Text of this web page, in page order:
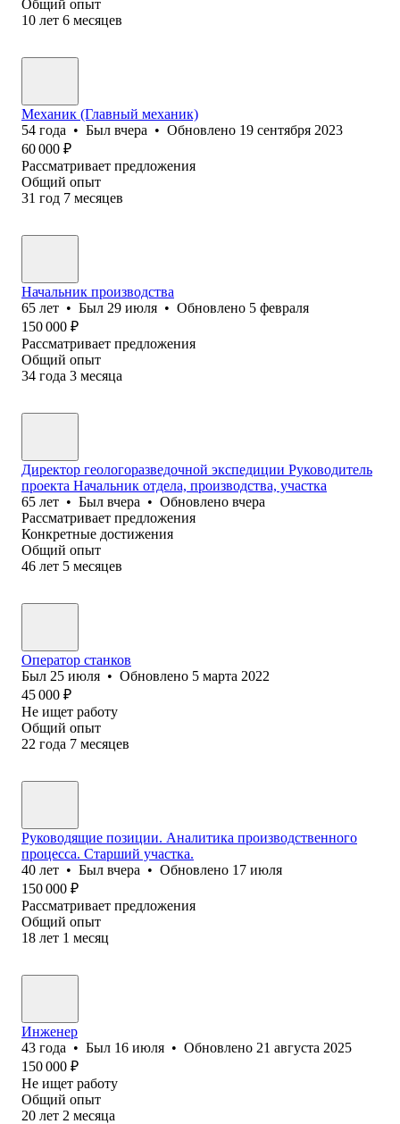
Общий опыт
10 лет 6 месяцев
Механик (Главный механик)
54 года • Был вчера • Обновлено 19 сентября 2023
60 000 ₽
Рассматривает предложения
Общий опыт
31 год 7 месяцев
Начальник производства
65 лет • Был 29 июля • Обновлено 5 февраля
150 000 ₽
Рассматривает предложения
Общий опыт
34 года 3 месяца
Директор геологоразведочной экспедиции Руководитель
проекта Начальник отдела, производства, участка
65 лет • Был вчера • Обновлено вчера
Рассматривает предложения
Конкретные достижения
Общий опыт
46 лет 5 месяцев
Оператор станков
Был 25 июля • Обновлено 5 марта 2022
45 000 ₽
Не ищет работу
Общий опыт
22 года 7 месяцев
Руководящие позиции. Аналитика производственного
процесса. Старший участка.
40 лет • Был вчера • Обновлено 17 июля
150 000 ₽
Рассматривает предложения
Общий опыт
18 лет 1 месяц
Инженер
43 года • Был 16 июля • Обновлено 21 августа 2025
150 000 ₽
Не ищет работу
Общий опыт
20 лет 2 месяца